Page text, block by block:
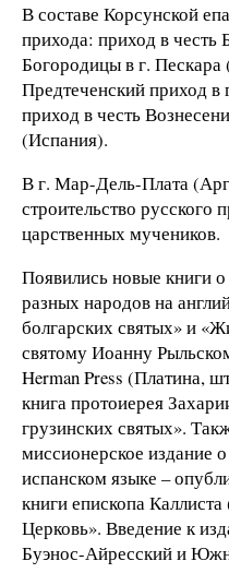
В составе Корсунской
прихода: приход в честь
Богородицы в г.
Предтеченский приход
приход в честь
(Испания).
В г. Мар-Дель-Плата
строительство русского
царственных мучеников.
Появились новые книги
разных народов на
болгарских святых» и
святому Иоанну
Herman Press (Платина,
книга протоиерея
грузинских святых».
миссионерское издание
испанском языке –
книги епископа
Церковь». Введение к
Буэнос-Айресский и